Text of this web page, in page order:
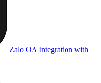
Zalo OA Integration with